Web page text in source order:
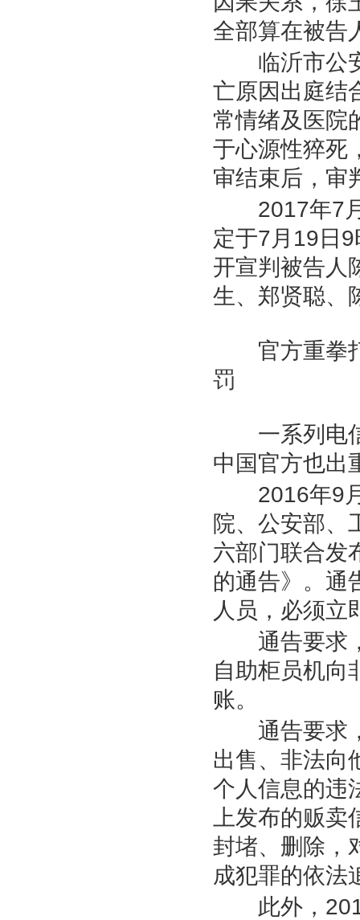
全部算在被告
临沂市公安
亡原因出庭结
常情绪及医院
于心源性猝死
审结束后，审
2017年7
定于7月 19 日 9
开宣判被告人
生、郑贤聪、
官方重拳打
罚
一系列电信
中国官方也出
2016年9
院、公安部、
六部门联合发
的通告》。通
人员，必须立
通告要求
自助柜员机向
账。
通告要求，
出售、非法向
个人信息的违
上发布的贩
封堵、删除，
成犯罪的依法
此外，